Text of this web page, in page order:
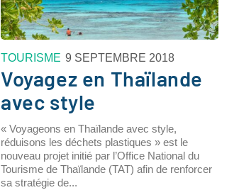
TOURISME 9 SEPTEMBRE 2018
Voyagez en Thaïlande
avec style
« Voyageons en Thaïlande avec style,
réduisons les déchets plastiques » est le
nouveau projet initié par l’Office National du
Tourisme de Thaïlande (TAT) afin de renforcer
sa stratégie de...